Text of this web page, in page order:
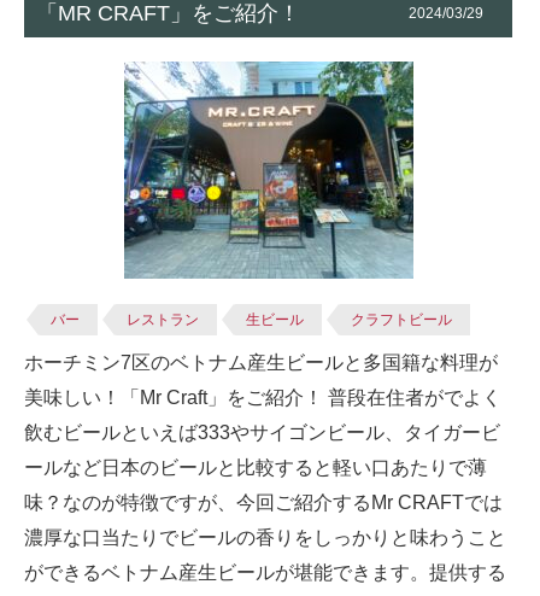
「MR CRAFT」をご紹介！
2024/03/29
バー レストラン 生ビール クラフトビール
ホーチミン7区のベトナム産生ビールと多国籍な料理が
美味しい！「Mr Craft」をご紹介！ 普段在住者がでよく
飲むビールといえば333やサイゴンビール、タイガービ
ールなど日本のビールと比較すると軽い口あたりで薄
味？なのが特徴ですが、今回ご紹介するMr CRAFTでは
濃厚な口当たりでビールの香りをしっかりと味わうこと
ができるベトナム産生ビールが堪能できます。提供する